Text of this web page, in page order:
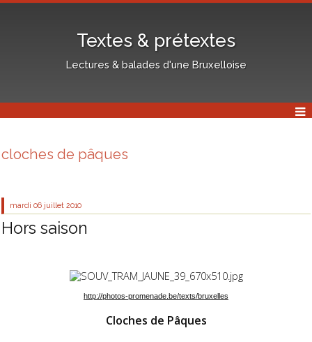
Textes & prétextes
Lectures & balades d'une Bruxelloise
cloches de pâques
mardi 06 juillet 2010
Hors saison
http://photos-promenade.be/texts/bruxelles
Cloches de Pâques